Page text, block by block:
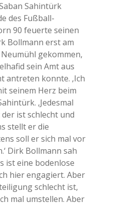
Sahintürk
des Fußball-
90 feuerte seinen
Bollmann erst am
gekommen,
sein Amt aus
antreten konnte. ‚Ich
seinem Herz beim
‚Jedesmal
ist schlecht und
stellt er die
soll er sich mal vor
Dirk Bollmann sah
ist eine bodenlose
hier engagiert. Aber
schlecht ist,
mal umstellen. Aber